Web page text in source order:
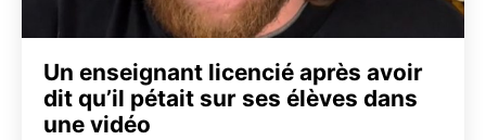
Un enseignant licencié après avoir
dit qu’il pétait sur ses élèves dans
une vidéo